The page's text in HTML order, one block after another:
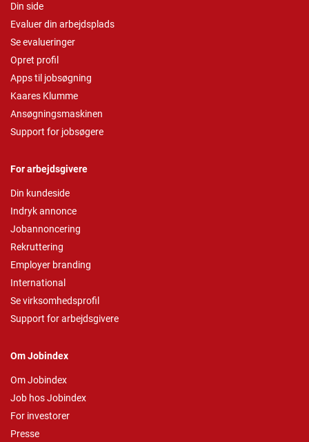
Din side
Evaluer din arbejdsplads
Se evalueringer
Opret profil
Apps til jobsøgning
Kaares Klumme
Ansøgningsmaskinen
Support for jobsøgere
For arbejdsgivere
Din kundeside
Indryk annonce
Jobannoncering
Rekruttering
Employer branding
International
Se virksomhedsprofil
Support for arbejdsgivere
Om Jobindex
Om Jobindex
Job hos Jobindex
For investorer
Presse